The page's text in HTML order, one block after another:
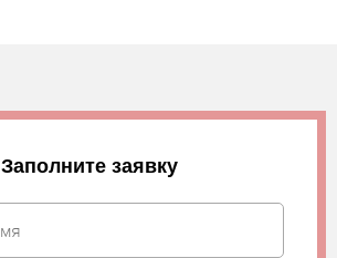
Заполните заявку